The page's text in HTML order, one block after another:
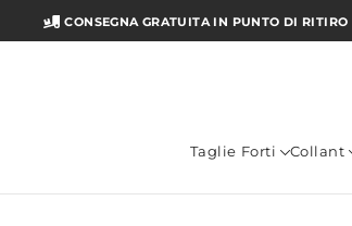
CONSEGNA GRATUITA IN PUNTO DI RITIRO
Taglie Forti Collant